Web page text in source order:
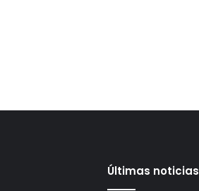
Últimas noticias